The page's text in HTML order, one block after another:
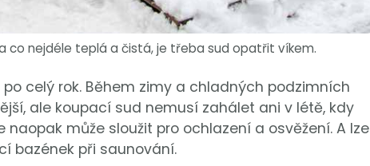
co nejdéle teplá a čistá, je třeba sud opatřit víkem.
celý rok. Během zimy a chladných podzimních
ale koupací sud nemusí zahálet ani v létě, kdy
může sloužit pro ochlazení a osvěžení. A lze
bazének při saunování.